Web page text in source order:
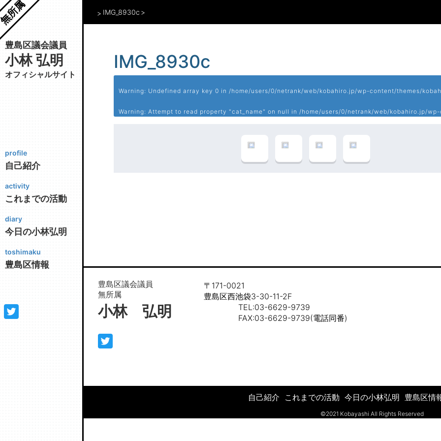
所属
豊島区議会議員
小林 弘明
オフィシャルサイト
profile
自己紹介
activity
これまでの活動
diary
今日の小林弘明
toshimaku
豊島区情報
IMG_8930c
IMG_8930c
Warning: Undefined array key 0 in /home/users/0/netrank/web/kobahiro.jp/wp-content/themes/
Warning: Attempt to read property "cat_name" on null in /home/users/0/netrank/web/kobahiro.jp/
豊島区議会議員
無所属
小林 弘明
〒171-0021
豊島区西池袋3-30-11-2F
TEL:03-6629-9739
FAX:03-6629-9739(電話同番)
自己紹介 これまでの活動 今日の小林弘明 豊島区情
©2021 Kobayashi All Rights Reserved